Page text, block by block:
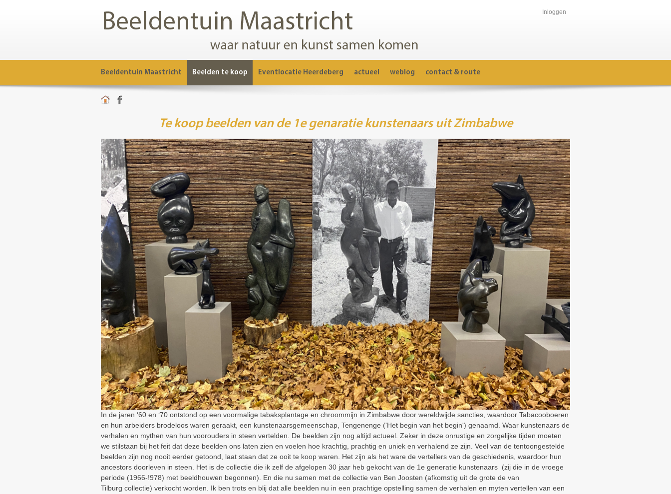
Inloggen
Beeldentuin Maastricht Beelden te koop Eventlocatie Heerdeberg actueel weblog contact & route
Te koop beelden van de 1e genaratie kunstenaars uit Zimbabwe
In de jaren ‘60 en ‘70 ontstond op een voormalige tabaksplantage en chroommijn in Zimbabwe door wereldwijde sancties, waardoor Tabacooboeren
en hun arbeiders brodeloos waren geraakt, een kunstenaarsgemeenschap, Tengenenge ('Het begin van het begin') genaamd. Waar kunstenaars de
verhalen en mythen van hun voorouders in steen vertelden. De beelden zijn nog altijd actueel. Zeker in deze onrustige en zorgelijke tijden moeten
we stilstaan bij het feit dat deze beelden ons laten zien en voelen hoe krachtig, prachtig en uniek en verhalend ze zijn. Veel van de tentoongestelde
beelden zijn nog nooit eerder getoond, laat staan dat ze ooit te koop waren. Het zijn als het ware de vertellers van de geschiedenis, waardoor hun
ancestors doorleven in steen. Het is de collectie die ik zelf de afgelopen 30 jaar heb gekocht van de 1e generatie kunstenaars (zij die in de vroege
periode (1966-!978) met beeldhouwen begonnen). En die nu samen met de collectie van Ben Joosten (afkomstig uit de grote de van
Tilburg collectie) verkocht worden. Ik ben trots en blij dat alle beelden nu in een prachtige opstelling samen de verhalen en myten vertellen van een